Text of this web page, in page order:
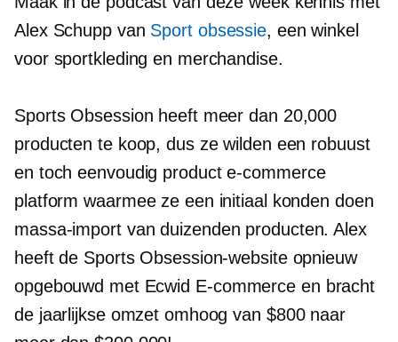
Alex Schupp van Sport obsessie, een winkel
voor sportkleding en merchandise.
Sports Obsession heeft meer dan 20,000
producten te koop, dus ze wilden een robuust
en toch eenvoudig producte-commerce
platform waarmee ze een initiaal konden doen
massa-importvan duizenden producten. Alex
heeft de Sports Obsession-website opnieuw
opgebouwd met Ecwid E-commerce en bracht
de jaarlijkse omzet omhoog van $800 naar